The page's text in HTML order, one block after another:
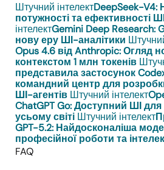
Штучний інтелектDeepSeek-V4:
потужності та ефективності
інтелектGemini Deep Research:
нову еру ШІ-аналітики
Opus 4.6 від Anthropic: Огляд
контекстом 1 млн токенів
представила застосунок
командний центр для
ШІ-агентів Штучний інтелект
ChatGPT Go: Доступний ШІ
усьому світі Штучний інтелект
GPT-5.2: Найдосконаліша
професійної роботи та
FAQ